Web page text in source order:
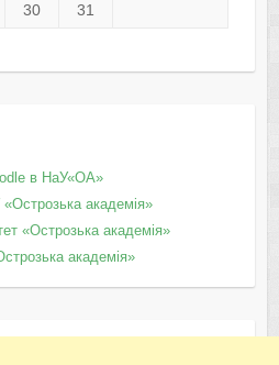
30
31
в НаУ«ОА»
«Острозька академія»
«Острозька академія»
академія»